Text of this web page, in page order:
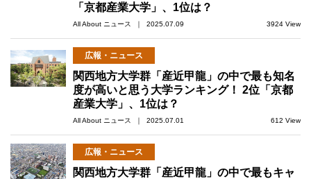
「京都産業大学」、1位は？
All About ニュース ｜ 2025.07.09 3924 View
広報・ニュース
関西地方大学群「産近甲龍」の中で最も知名
度が高いと思う大学ランキング！ 2位「京都
産業大学」、1位は？
All About ニュース ｜ 2025.07.01 612 View
広報・ニュース
関西地方大学群「産近甲龍」の中で最もキャ